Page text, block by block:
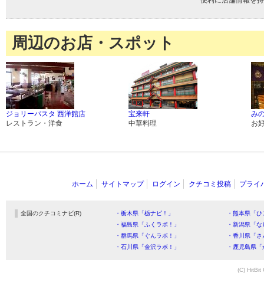
周辺のお店・スポット
ジョリーパスタ 西洋館店
レストラン・洋食
宝来軒
中華料理
み
お
ホーム サイトマップ ログイン クチコミ投稿 プライ
全国のクチコミナビ(R) ・栃木県「栃ナビ！」
・熊本県「
・福島県「ふくラボ！」
・新潟県「
・群馬県「ぐんラボ！」
・香川県「
・石川県「金沢ラボ！」
・鹿児島県
(C) HitBit